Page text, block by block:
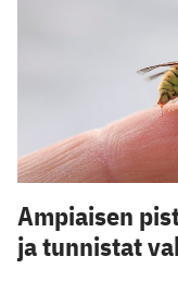
Ampiaisen
ja tunnistat